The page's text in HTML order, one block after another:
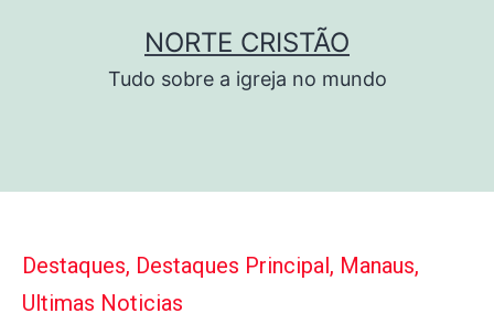
NORTE CRISTÃO
Tudo sobre a igreja no mundo
Destaques, Destaques Principal, Manaus,
Ultimas Noticias